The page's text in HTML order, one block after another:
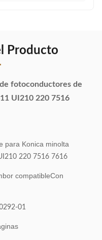
Producto
fotoconductores de
UI210 220 7516
para Konica minolta
220 7516 7616
compatibleCon
01